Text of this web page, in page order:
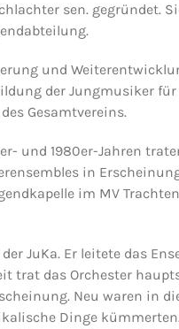
sen. gegründet.
und
der Jungmusiker
Gesamtvereins.
und 1980er-Jahren
in
im MV
JuKa. Er leitete das
trat das Orchester
Neu waren in
Dinge